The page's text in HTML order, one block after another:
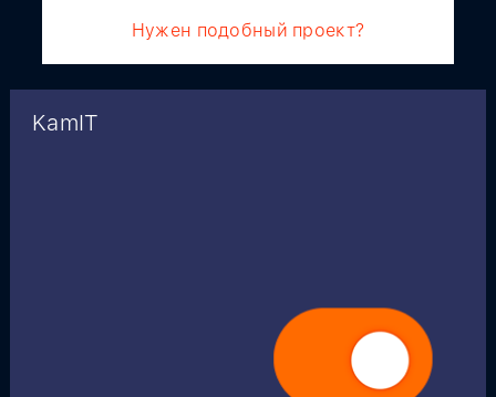
Нужен подобный проект?
KamIT